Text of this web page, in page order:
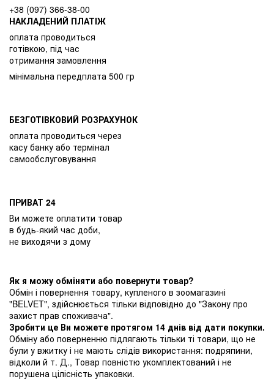
+38 (097) 366-38-00
НАКЛАДЕНИЙ ПЛАТІЖ
оплата проводиться
готівкою, під час
отримання замовлення
мінімальна передплата 500 гр
БЕЗГОТІВКОВИЙ РОЗРАХУНОК
оплата проводиться через
касу банку або термінал
самообслуговування
ПРИВАТ 24
Ви можете оплатити товар
в будь-який час доби,
не виходячи з дому
Як я можу обміняти або повернути товар?
Обмін і повернення товару, купленого в зоомагазині
"BELVET", здійснюється тільки відповідно до "Закону про
захист прав споживача".
Зробити це Ви можете протягом 14 днів від дати покупки.
Обміну або поверненню підлягають тільки ті товари, що не
були у вжитку і не мають слідів використання: подряпини,
відколи й т. Д., Товар повністю укомплектований і не
порушена цілісність упаковки.